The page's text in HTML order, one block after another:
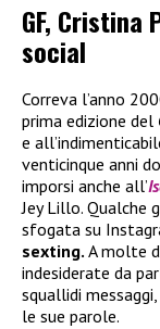
GF,
social
Correva l’anno
prima edizione del
e
venticinque anni
imporsi anche all’
Jey Lillo. Qualche
sfogata su
sexting. A molte
indesiderate da
squallidi
le sue parole.